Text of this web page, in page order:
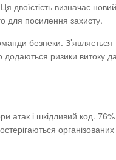
двоїстість визначає новий
для посилення захисту.
безпеки. З’являється
ризики витоку
атак і шкідливий код. 76%
організованих